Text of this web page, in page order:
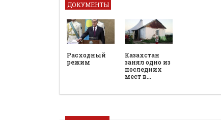
ДОКУМЕНТЫ
Расходный
режим
Казахстан
занял одно из
последних
мест в…